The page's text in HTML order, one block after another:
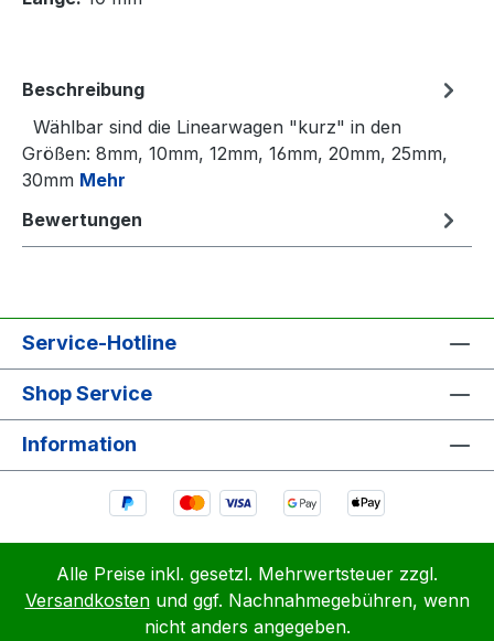
Beschreibung
Wählbar sind die Linearwagen "kurz" in den
Größen: 8mm, 10mm, 12mm, 16mm, 20mm, 25mm,
30mm Mehr
Bewertungen
Service-Hotline
Shop Service
Information
Alle Preise inkl. gesetzl. Mehrwertsteuer zzgl.
Versandkostenund ggf. Nachnahmegebühren, wenn
nicht anders angegeben.